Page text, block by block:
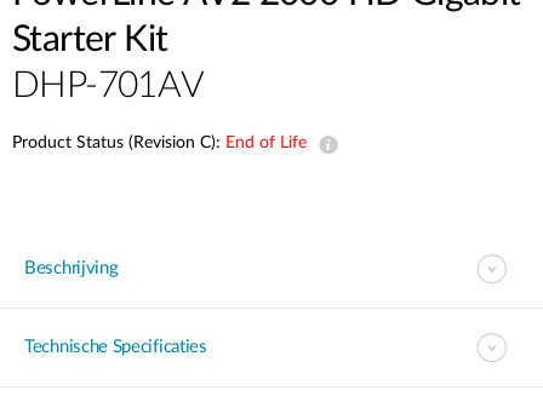
Starter Kit
DHP-701AV
Product Status (Revision C): End of Life
Beschrijving
Technische Specificaties